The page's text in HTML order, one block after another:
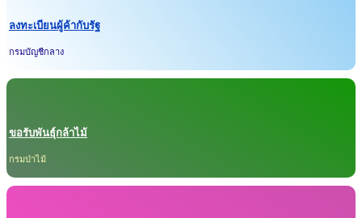
ลงทะเบียนผู้ค้ากับรัฐ
กรมบัญชีกลาง
ขอรับพันธุ์กล้าไม้
กรมป่าไม้